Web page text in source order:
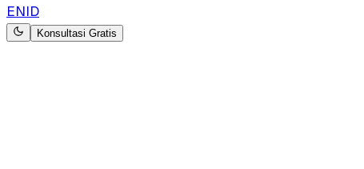
ENID
Konsultasi Gratis